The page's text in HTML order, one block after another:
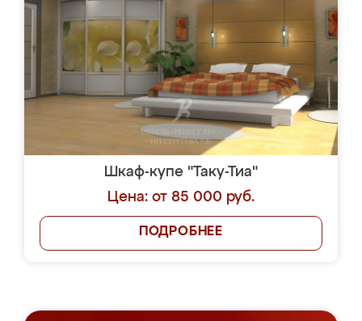
Шкаф-купе "Таку-Тиа"
Цена: от 85 000 руб.
ПОДРОБНЕЕ